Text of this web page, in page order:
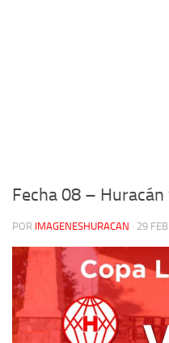
Fecha 08 –
POR IMAGENESHURACAN · 29